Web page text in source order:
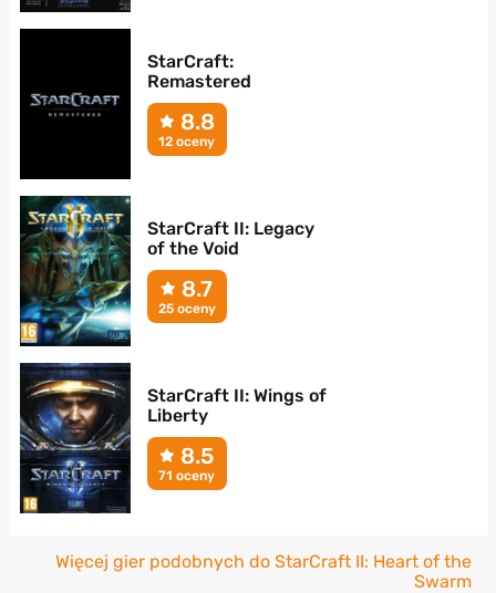
StarCraft:
Remastered
8.8
12 oceny
StarCraft II: Legacy
of the Void
8.7
25 oceny
StarCraft II: Wings of
Liberty
8.5
71 oceny
Więcej gier podobnych do StarCraft II: Heart of the
Swarm